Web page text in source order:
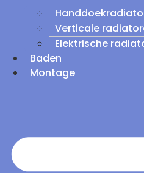
Verticale
Elektrische
Baden
Montage